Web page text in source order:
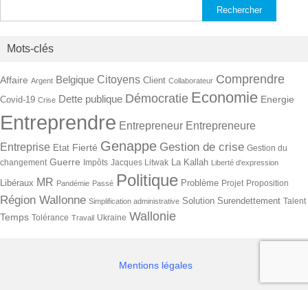
Mots-clés
Affaire Argent Belgique Citoyens Client Collaborateur Comprendre
Covid-19 Crise Dette publique Démocratie Economie Energie
Entreprendre Entrepreneur Entrepreneure
Entreprise Etat Fierté Genappe Gestion de crise Gestion du
changement Guerre Impôts Jacques Litwak La Kallah Liberté d'expression
Libéraux MR Pandémie Passé Politique Problème Projet Proposition
Région Wallonne Simplification administrative Solution Surendettement Talent
Temps Tolérance Travail Ukraine Wallonie
Mentions légales